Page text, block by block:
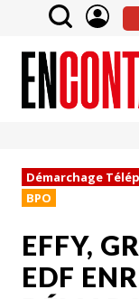
Démarchage
BPO
EFFY,
EDF